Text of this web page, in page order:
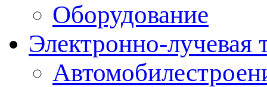
Оборудование
Электронно-лучевая